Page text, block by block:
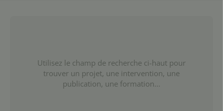
Utilisez le champ de recherche ci-haut pour
trouver un projet, une intervention, une
publication, une formation...